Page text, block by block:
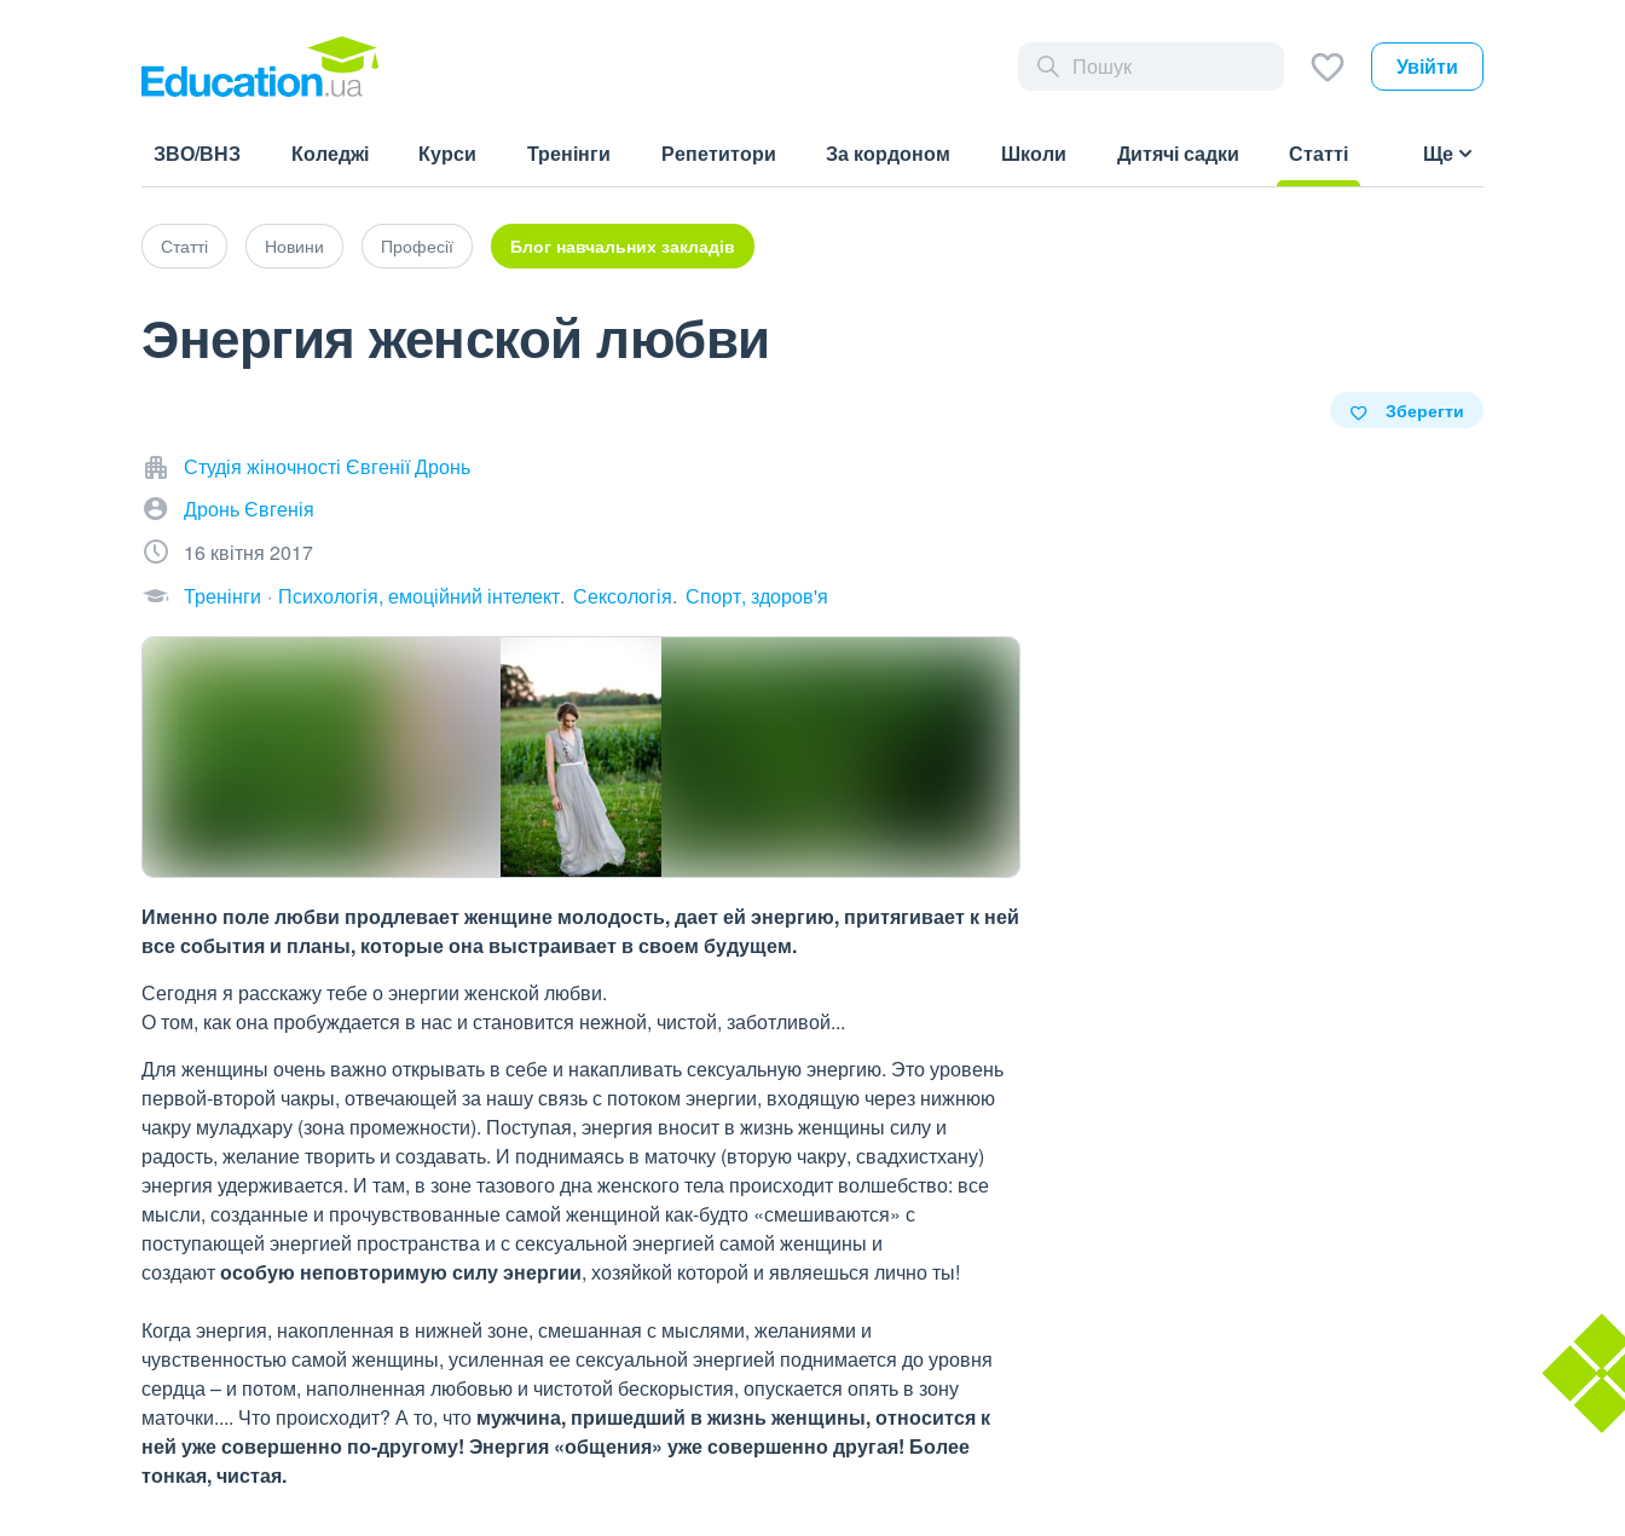
Увійти
ЗВО/ВНЗ Коледжі Курси Тренінги Репетитори За кордоном Школи Дитячі садки
Статті
Ще
Статті Новини Професії Блог навчальних закладів
Энергия женской любви
Зберегти
Студія жіночності Євгенії Дронь
Дронь Євгенія
16 квітня 2017
Тренінги
Психологія, емоційний інтелект Сексологія Спорт, здоров'я
Именно поле любви продлевает женщине молодость, дает ей энергию, притягивает к ней
все события и планы, которые она выстраивает в своем будущем.
Сегодня я расскажу тебе о энергии женской любви.
О том, как она пробуждается в нас и становится нежной, чистой, заботливой...
Для женщины очень важно открывать в себе и накапливать сексуальную энергию. Это уровень
первой-второй чакры, отвечающей за нашу связь с потоком энергии, входящую через нижнюю
чакру муладхару (зона промежности). Поступая, энергия вносит в жизнь женщины силу и
радость, желание творить и создавать. И поднимаясь в маточку (вторую чакру, свадхистхану)
энергия удерживается. И там, в зоне тазового дна женского тела происходит волшебство: все
мысли, созданные и прочувствованные самой женщиной как-будто «смешиваются» с
поступающей энергией пространства и с сексуальной энергией самой женщины и
создаютособую неповторимую силу энергии, хозяйкой которой и являешься лично ты!
Когда энергия, накопленная в нижней зоне, смешанная с мыслями, желаниями и
чувственностью самой женщины, усиленная ее сексуальной энергией поднимается до уровня
сердца – и потом, наполненная любовью и чистотой бескорыстия, опускается опять в зону
маточки.... Что происходит? А то, что мужчина, пришедший в жизнь женщины, относится к
ней уже совершенно по-другому! Энергия «общения» уже совершенно другая! Более
тонкая, чистая.